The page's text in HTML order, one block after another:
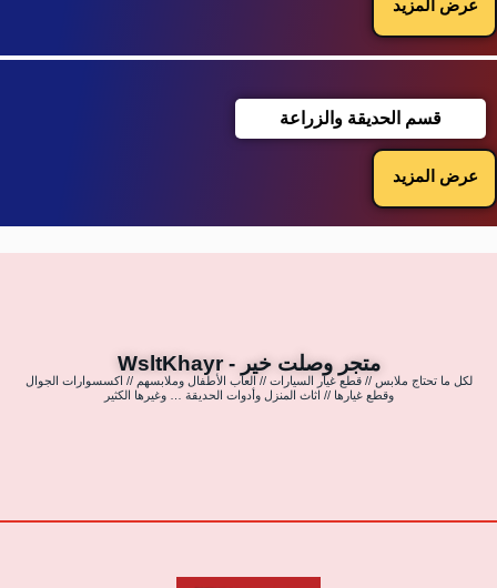
عرض المزيد
قسم الحديقة والزراعة
عرض المزيد
متجر وصلت خير - WsltKhayr
لكل ما تحتاج ملابس // قطع غيار السيارات // العاب الأطفال وملابسهم // اكسسوارات الجوال
وقطع غيارها // اثاث المنزل وأدوات الحديقة … وغيرها الكثير